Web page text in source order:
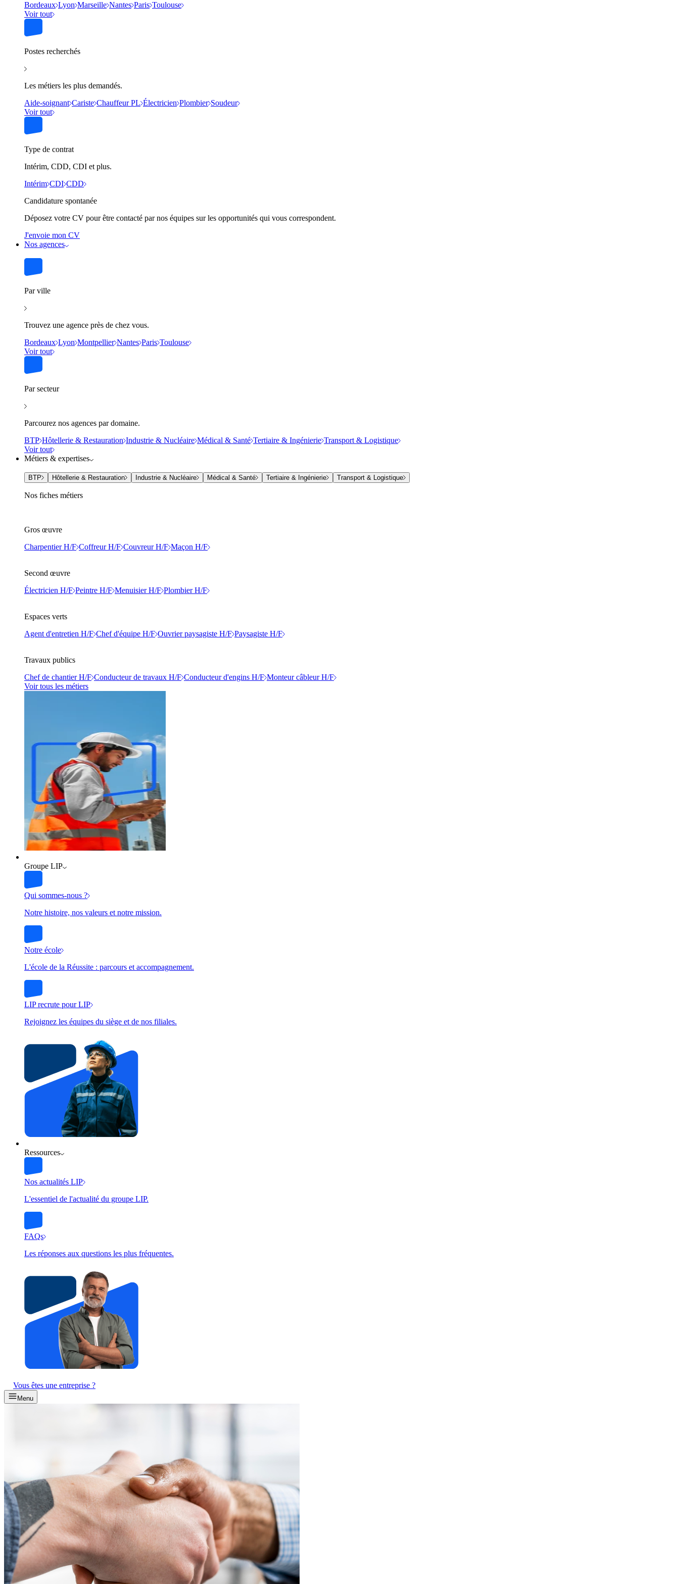
Bordeaux Lyon Marseille Nantes Paris Toulouse
Voir tout
Postes recherchés
Les métiers les plus demandés.
Aide-soignant Cariste Chauffeur PL Électricien Plombier Soudeur
Voir tout
Type de contrat
Intérim, CDD, CDI et plus.
Intérim CDI CDD
Candidature spontanée
Déposez votre CV pour être contacté par nos équipes sur les opportunités qui vous correspondent.
J'envoie mon CV
Nos agences
Par ville
Trouvez une agence près de chez vous.
Bordeaux Lyon Montpellier Nantes Paris Toulouse
Voir tout
Par secteur
Parcourez nos agences par domaine.
BTP Hôtellerie & Restauration Industrie & Nucléaire Médical & Santé Tertiaire & Ingénierie Transport & Logistique
Voir tout
Métiers & expertises
BTP Hôtellerie & Restauration Industrie & Nucléaire Médical & Santé Tertiaire & Ingénierie Transport & Logistique
Nos fiches métiers
Gros œuvre
Charpentier H/F Coffreur H/F Couvreur H/F Maçon H/F
Second œuvre
Électricien H/F Peintre H/F Menuisier H/F Plombier H/F
Espaces verts
Agent d'entretien H/F Chef d'équipe H/F Ouvrier paysagiste H/F Paysagiste H/F
Travaux publics
Chef de chantier H/F Conducteur de travaux H/F Conducteur d'engins H/F Monteur câbleur H/F
Voir tous les métiers
Groupe LIP
Qui sommes-nous ?
Notre histoire, nos valeurs et notre mission.
Notre école
L'école de la Réussite : parcours et accompagnement.
LIP recrute pour LIP
Rejoignez les équipes du siège et de nos filiales.
Ressources
Nos actualités LIP
L'essentiel de l'actualité du groupe LIP.
FAQs
Les réponses aux questions les plus fréquentes.
Vous êtes une entreprise ?
Menu